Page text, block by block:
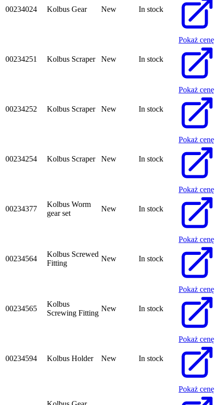
00234024 Kolbus Gear New In stock
00234251 Kolbus Scraper New In stock
Pokaż cenę
00234252 Kolbus Scraper New In stock
Pokaż cenę
00234254 Kolbus Scraper New In stock
Pokaż cenę
00234377
Kolbus Worm
gear set
New In stock
Pokaż cenę
00234564
Kolbus Screwed
Fitting
New In stock
Pokaż cenę
00234565
Kolbus
Screwing Fitting
New In stock
Pokaż cenę
00234594 Kolbus Holder New In stock
Pokaż cenę
Pokaż cenę